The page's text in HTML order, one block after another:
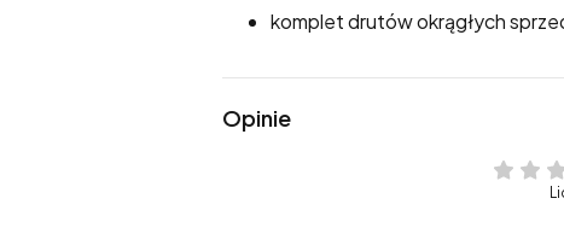
komplet drutów okrągłych
Opinie